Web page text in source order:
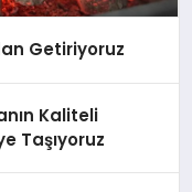
Getiriyoruz
Kaliteli
Taşıyoruz